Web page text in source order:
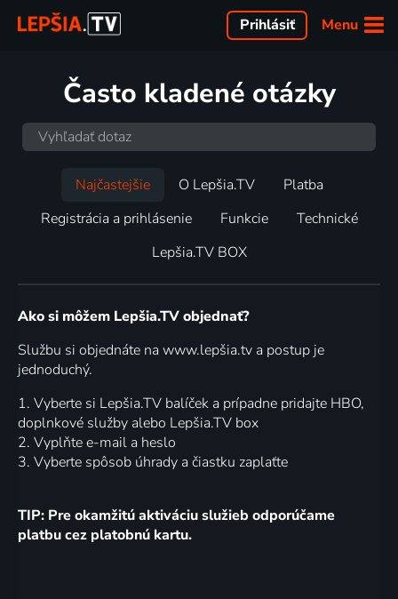
Menu
Prihlásiť
Často kladené otázky
Najčastejšie O Lepšia.TV
Platba
Registrácia a prihlásenie
Funkcie
Technické
Lepšia.TV BOX
Ako si môžem Lepšia.TV objednať?
Službu si objednáte na www.lepšia.tv a postup je
jednoduchý.
1. Vyberte si Lepšia.TV balíček a prípadne pridajte HBO,
doplnkové služby alebo Lepšia.TV box
2. Vyplňte e-mail a heslo
3. Vyberte spôsob úhrady a čiastku zaplaťte
TIP: Pre okamžitú aktiváciu služieb odporúčame
platbu cez platobnú kartu.